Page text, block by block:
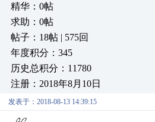
精华：0帖
求助：0帖
帖子：18帖 | 575回
年度积分：345
历史总积分：11780
注册：2018年8月10日
发表于：2018-08-13 14:39:15